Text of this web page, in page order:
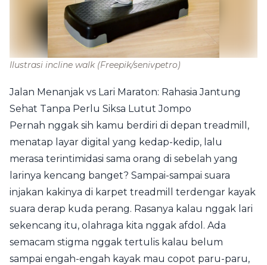
Ilustrasi incline walk (Freepik/senivpetro)
Jalan Menanjak vs Lari Maraton: Rahasia Jantung
Sehat Tanpa Perlu Siksa Lutut Jompo
Pernah nggak sih kamu berdiri di depan treadmill,
menatap layar digital yang kedap-kedip, lalu
merasa terintimidasi sama orang di sebelah yang
larinya kencang banget? Sampai-sampai suara
injakan kakinya di karpet treadmill terdengar kayak
suara derap kuda perang. Rasanya kalau nggak lari
sekencang itu, olahraga kita nggak afdol. Ada
semacam stigma nggak tertulis kalau belum
sampai engah-engah kayak mau copot paru-paru,